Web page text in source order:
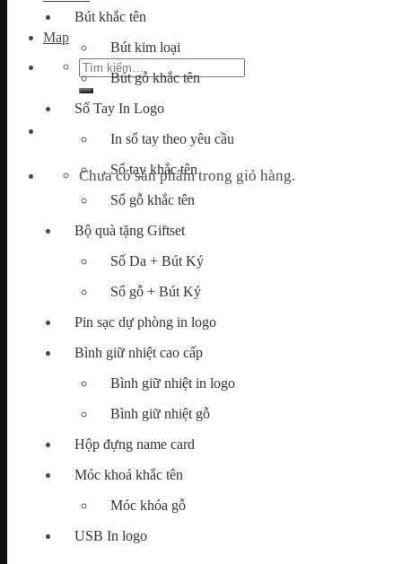
Map
Tìm
kiếm:
Chưa có sản phẩm trong giỏ hàng.
Bút khắc tên
Bút kim loại
Bút gỗ khắc tên
Sổ Tay In Logo
In sổ tay theo yêu cầu
Sổ tay khắc tên
Sổ gỗ khắc tên
Bộ quà tặng Giftset
Sổ Da + Bút Ký
Sổ gỗ + Bút Ký
Pin sạc dự phòng in logo
Bình giữ nhiệt cao cấp
Bình giữ nhiệt in logo
Bình giữ nhiệt gỗ
Hộp đựng name card
Móc khoá khắc tên
Móc khóa gỗ
USB In logo